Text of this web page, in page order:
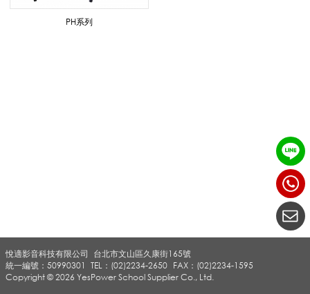
/
板
PH系列
悅適影音科技有限公司
TEL：(02)2234-2650 FAX：(02)2234-1595
台北市文山區久康街165號
統一編號：50990301
Copyright © 2026 YesPower School Supplier Co., Ltd.